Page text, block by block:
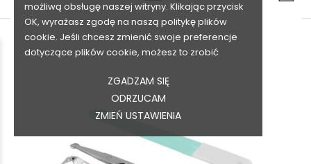
możliwą obsługę naszej witryny. Klikając przycisk
OK, wyrażasz zgodę na naszą politykę plików
cookie. Jeśli chcesz zmienić swoje preferencje
dotyczące plików cookie, możesz to zrobić
ZGADZAM SIĘ
ODRZUCAM
ZMIEŃ USTAWIENIA